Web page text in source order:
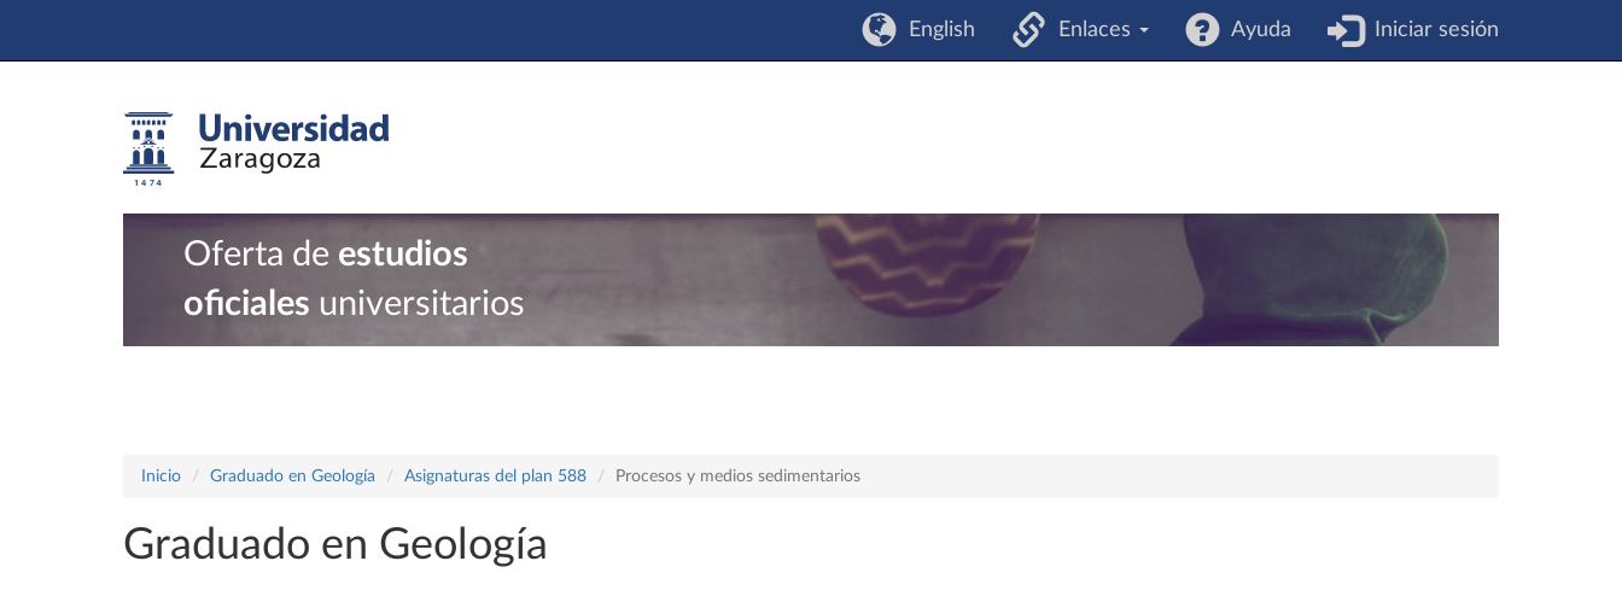
English Enlaces Ayuda Iniciar sesión
Oferta de estudios
oficiales universitarios
Inicio Graduado en Geología Asignaturas del plan 588 Procesos y medios sedimentarios
Graduado en Geología